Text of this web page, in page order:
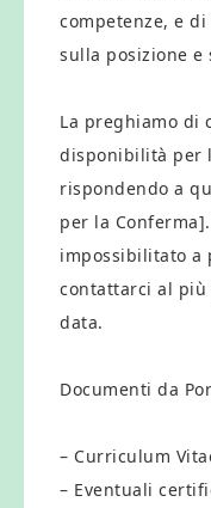
competenze, e
sulla posizione e
La preghiamo di
disponibilità per
rispondendo a
per la
impossibilitato a
contattarci al più
data.
Documenti da
– Curriculum
– Eventuali